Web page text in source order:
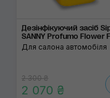
Дезінфікуючий засіб
SANNY Profumo Flower
Для салона автомобіля
2 300 ₴
2 070 ₴